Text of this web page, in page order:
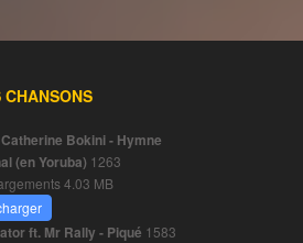
Bokini - Hymne
(en Yoruba) 1263
4.03 MB
ft. Mr Rally - Piqué 1583